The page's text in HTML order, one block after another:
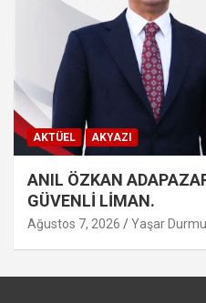
AKTÜEL AKYAZI
ANIL ÖZKAN
GÜVENLİ LİMAN.
Ağustos 7, 2026 Yaşar